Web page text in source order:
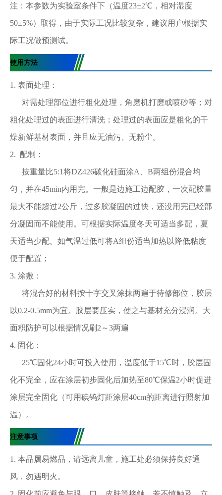
注：本参数为实验室条件下（温度23±2℃，相对湿度
50±5%）取得，由于实际工况比较复杂，建议用户根据实
际工况做预测试。
使用方法
1. 表面处理：
对需处理部位进行粗化处理，角磨机打磨或喷砂等；对
粗化处理过的表面进行清洗；处理过的表面应是粗化的干
燥新鲜基材表面，并且应无油污、无粉尘。
2. 配制：
按重量比5:1将DZ426碳化硅面涂A、B两组份混合均
匀，并在45min内用完。一般是边施工边配胶，一次配胶量
最大不能超过2公斤，过多胶凝固的过快，还没用完已经部
分凝固而不能使用。可根据实际温度冬天可适当多配，夏
天适当少配。如气温过低可将A组份适当加热以降低粘度
便于配置；
3. 涂敷：
将混合好的材料按十字交叉涂抹两遍于待修部位，胶层
以0.2-0.5mm为宜。胶层要压实，使之与基材充分浸润。大
面积防护可以根据情况刷2～3两遍
4. 固化：
25℃固化24小时可投入使用，温度低于15℃时，胶层固
化不完全，应在涂层初步固化后加热至80℃保温2小时促进
涂层完全固化（可用碘钨灯距涂层40cm的距离进行照射加
温）。
注意事项
1. 本品属易燃品，请远离儿童，施工处必须保持良好通
风，勿遇明火。